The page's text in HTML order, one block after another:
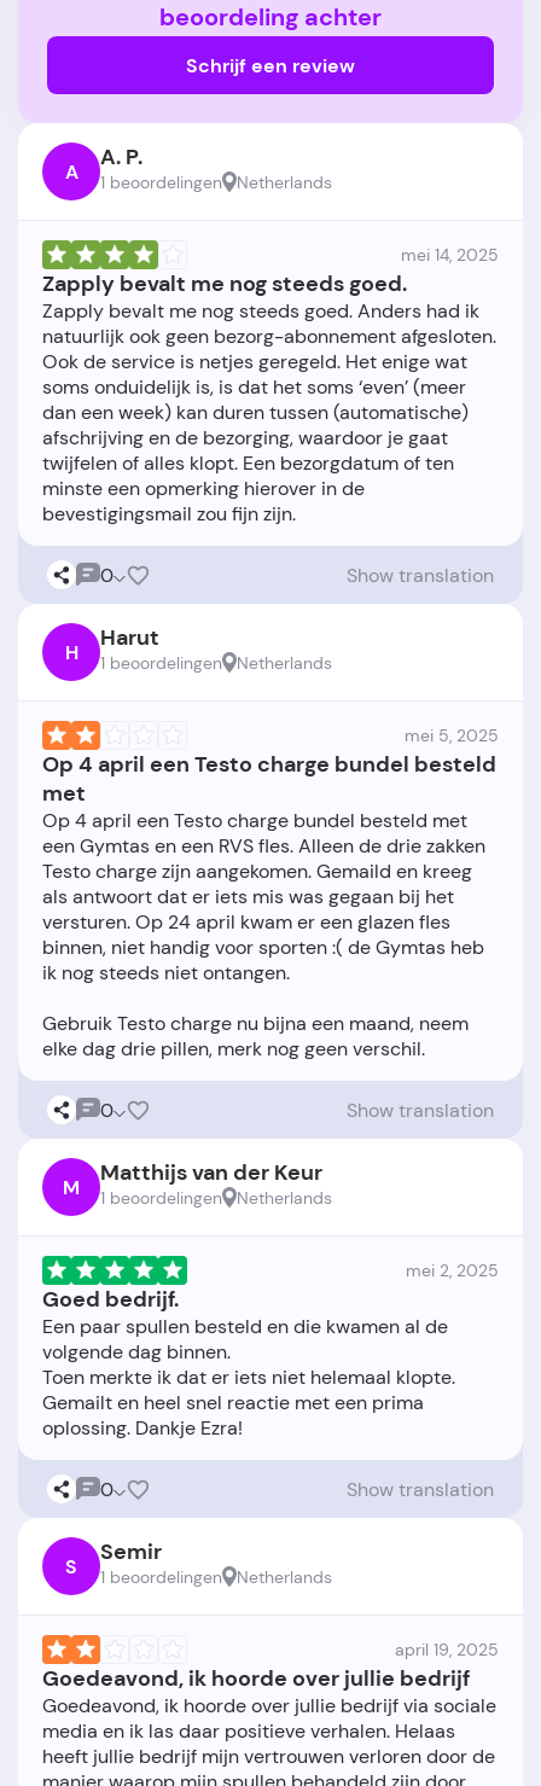
beoordeling achter
Schrijf een review
A A. P.
1 beoordelingen Netherlands
mei 14, 2025
Zapply bevalt me nog steeds goed.
Zapply bevalt me nog steeds goed. Anders had ik
natuurlijk ook geen bezorg-abonnement afgesloten.
Ook de service is netjes geregeld. Het enige wat
soms onduidelijk is, is dat het soms ‘even’ (meer
dan een week) kan duren tussen (automatische)
afschrijving en de bezorging, waardoor je gaat
twijfelen of alles klopt. Een bezorgdatum of ten
minste een opmerking hierover in de
0 Show translation
H Harut
1 beoordelingen Netherlands
mei 5, 2025
Op 4 april een Testo charge bundel besteld
met
Op 4 april een Testo charge bundel besteld met
een Gymtas en een RVS fles. Alleen de drie zakken
Testo charge zijn aangekomen. Gemaild en kreeg
als antwoort dat er iets mis was gegaan bij het
versturen. Op 24 april kwam er een glazen fles
binnen, niet handig voor sporten :( de Gymtas heb
ik nog steeds niet ontangen.
Gebruik Testo charge nu bijna een maand, neem
0 Show translation
M Matthijs van der Keur
1 beoordelingen Netherlands
mei 2, 2025
Goed bedrijf.
Een paar spullen besteld en die kwamen al de
volgende dag binnen.
Toen merkte ik dat er iets niet helemaal klopte.
Gemailt en heel snel reactie met een prima
0 Show translation
S Semir
1 beoordelingen Netherlands
april 19, 2025
Goedeavond, ik hoorde over jullie bedrijf
Goedeavond, ik hoorde over jullie bedrijf via sociale
media en ik las daar positieve verhalen. Helaas
heeft jullie bedrijf mijn vertrouwen verloren door de